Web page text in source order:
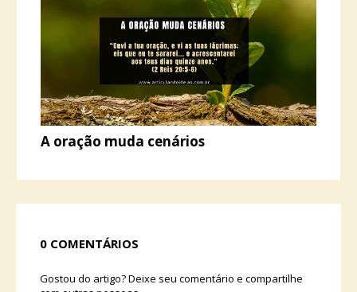
A oração muda cenários
0 COMENTÁRIOS
Gostou do artigo? Deixe seu comentário e compartilhe